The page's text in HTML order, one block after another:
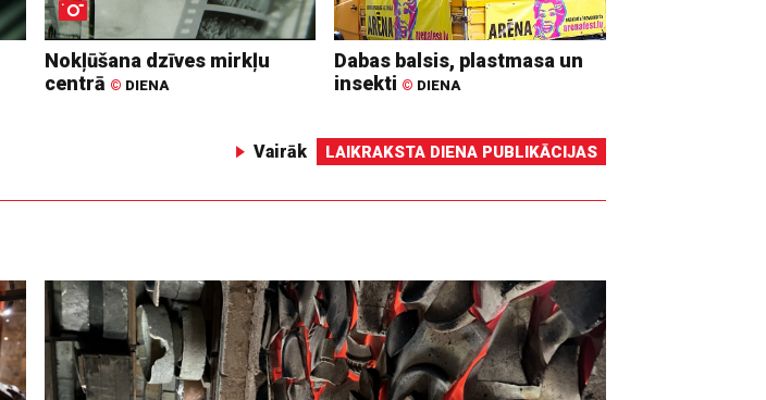
Nokļūšana dzīves mirkļu
centrā © DIENA
Dabas balsis, plastmasa un
insekti © DIENA
Vairāk LAIKRAKSTA DIENA PUBLIKĀCIJAS